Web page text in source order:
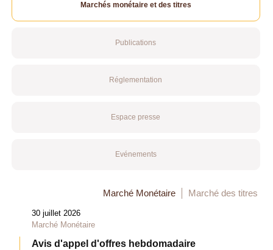
Marchés monétaire et des titres
Publications
Réglementation
Espace presse
Evénements
Marché Monétaire Marché des titres
30 juillet 2026
Marché Monétaire
Avis d'appel d'offres hebdomadaire